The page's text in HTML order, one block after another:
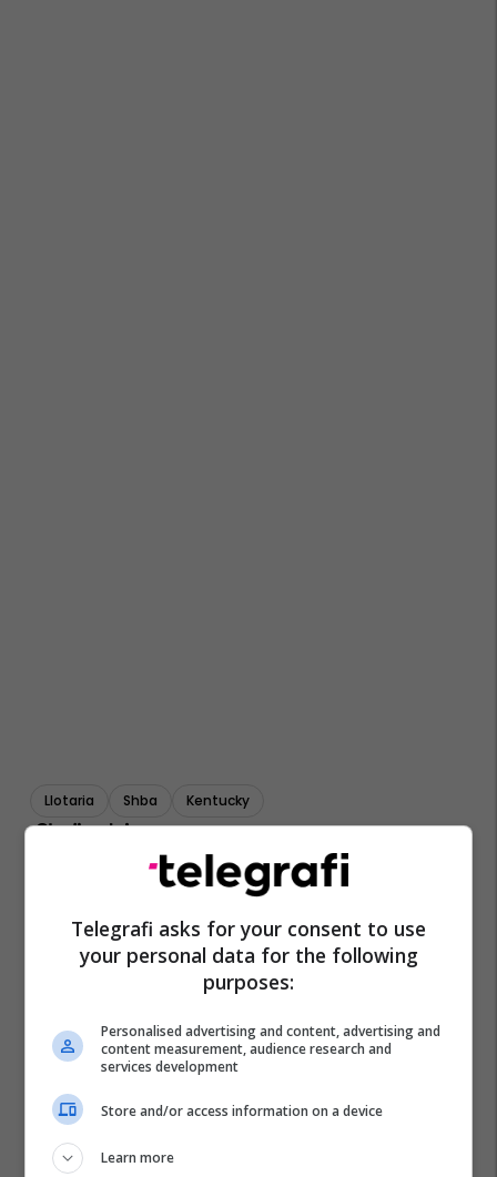
Llotaria Shba Kentucky
Telegrafi asks for your consent to use
your personal data for the following
purposes:
Personalised advertising and content, advertising and
content measurement, audience research and
services development
Store and/or access information on a device
Learn more